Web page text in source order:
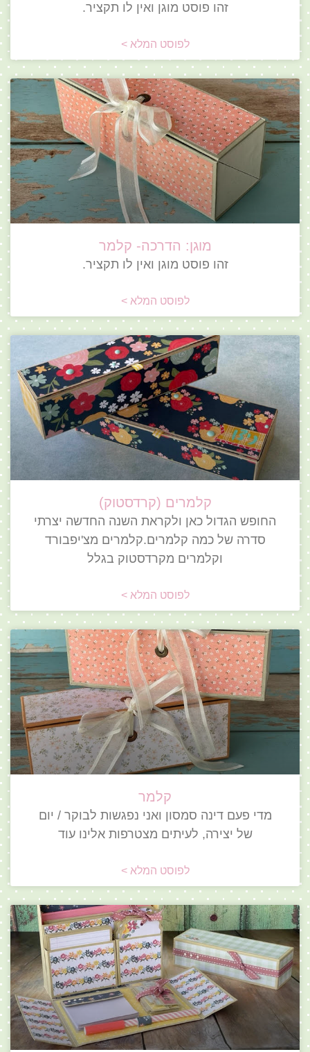
זהו פוסט מוגן ואין לו תקציר.
לפוסט המלא >
מוגן: הדרכה- קלמר
זהו פוסט מוגן ואין לו תקציר.
לפוסט המלא >
קלמרים (קרדסטוק)
החופש הגדול כאן ולקראת השנה החדשה יצרתי
סדרה של כמה קלמרים.קלמרים מצ'יפבורד
וקלמרים מקרדסטוק בגלל
לפוסט המלא >
קלמר
מדי פעם דינה סמסון ואני נפגשות לבוקר / יום
של יצירה, לעיתים מצטרפות אלינו עוד
לפוסט המלא >